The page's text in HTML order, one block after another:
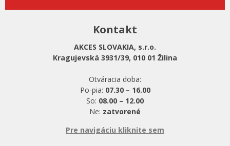
Kontakt
AKCES SLOVAKIA, s.r.o.
Kragujevská 3931/39, 010 01 Žilina
Otváracia doba:
Po-pia: 07.30 – 16.00
So: 08.00 – 12.00
Ne: zatvorené
Pre navigáciu kliknite sem